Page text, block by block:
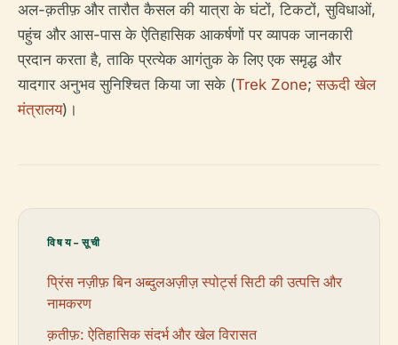
अल-क़तीफ़ और तारौत कैसल की यात्रा के घंटों, टिकटों, सुविधाओं,
पहुंच और आस-पास के ऐतिहासिक आकर्षणों पर व्यापक जानकारी
प्रदान करता है, ताकि प्रत्येक आगंतुक के लिए एक समृद्ध और
यादगार अनुभव सुनिश्चित किया जा सके (Trek Zone;सऊदी खेल
मंत्रालय)।
विषय-सूची
प्रिंस नज़ीफ़ बिन अब्दुलअज़ीज़ स्पोर्ट्स सिटी की उत्पत्ति और
नामकरण
क़तीफ़: ऐतिहासिक संदर्भ और खेल विरासत